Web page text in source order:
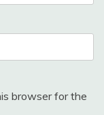
browser for the